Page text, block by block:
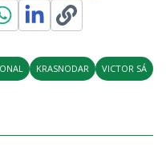
KRASNODAR VICTOR SÁ